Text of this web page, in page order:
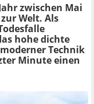
zwischen Mai
Welt. Als
hohe dichte
Technik
Minute einen